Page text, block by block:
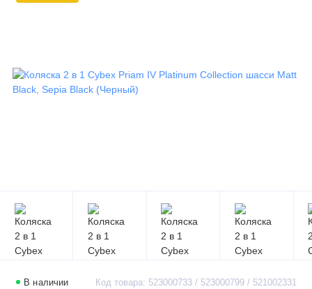
В наличии Код товара: 523000733 / 523000799 / 521002331